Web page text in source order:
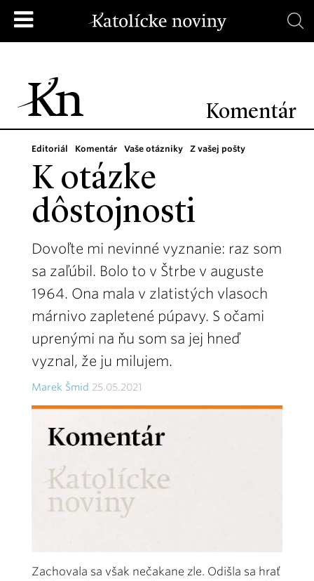
Komentár
Editoriál Komentár Vaše otázniky Z vašej pošty
K otázke
dôstojnosti
Dovoľte mi nevinné vyznanie: raz som
sa zaľúbil. Bolo to v Štrbe v auguste
1964. Ona mala v zlatistých vlasoch
márnivo zapletené púpavy. S očami
uprenými na ňu som sa jej hneď
vyznal, že ju milujem.
Marek Šmid 25.05.2021
Zachovala sa však nečakane zle. Odišla sa hrať